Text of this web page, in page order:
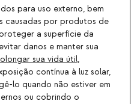
para uso externo, bem
causadas por produtos de
a superfície da
danos e manter sua
sua vida útil,
contínua à luz solar,
lo quando não estiver em
ou cobrindo o